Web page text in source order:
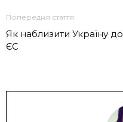
Попередня стаття
Як наблизити Україну до
ЄС